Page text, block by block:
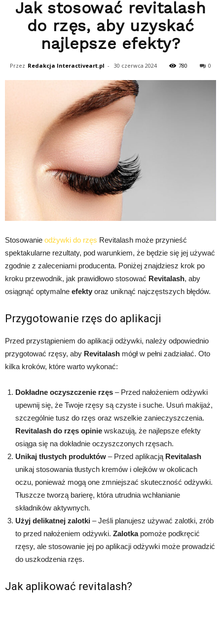
Jak stosować revitalash
do rzęs, aby uzyskać
najlepsze efekty?
Przez Redakcja Interactiveart.pl - 30 czerwca 2024 780 0
Stosowanie odżywki do rzęs Revitalash może przynieść
spektakularne rezultaty, pod warunkiem, że będzie się jej używać
zgodnie z zaleceniami producenta. Poniżej znajdziesz krok po
kroku przewodnik, jak prawidłowo stosować Revitalash, aby
osiągnąć optymalne efekty oraz uniknąć najczęstszych błędów.
Przygotowanie rzęs do aplikacji
Przed przystąpieniem do aplikacji odżywki, należy odpowiednio
przygotować rzęsy, aby Revitalash mógł w pełni zadziałać. Oto
kilka kroków, które warto wykonać:
Dokładne oczyszczenie rzęs – Przed nałożeniem odżywki
upewnij się, że Twoje rzęsy są czyste i suche. Usuń makijaż,
szczególnie tusz do rzęs oraz wszelkie zanieczyszczenia.
Revitalash do rzęs opinie wskazują, że najlepsze efekty
osiąga się na dokładnie oczyszczonych rzęsach.
Unikaj tłustych produktów – Przed aplikacją Revitalash
unikaj stosowania tłustych kremów i olejków w okolicach
oczu, ponieważ mogą one zmniejszać skuteczność odżywki.
Tłuszcze tworzą barierę, która utrudnia wchłanianie
składników aktywnych.
Użyj delikatnej zalotki – Jeśli planujesz używać zalotki, zrób
to przed nałożeniem odżywki. Zalotkapomoże podkręcić
rzęsy, ale stosowanie jej po aplikacji odżywki może prowadzić
do uszkodzenia rzęs.
Jak aplikować revitalash?